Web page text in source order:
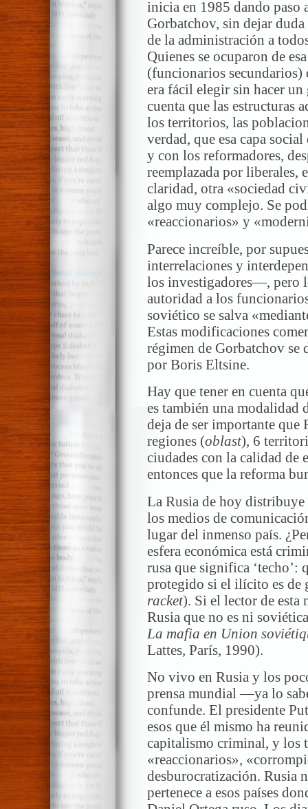
inicia en 1985 dando paso
Gorbatchov, sin dejar
de la administración a
Quienes se ocuparon de
(funcionarios secundarios)
era fácil elegir sin hacer
cuenta que las estructuras
los territorios, las
verdad, que esa capa
y con los reformadores,
reemplazada por liberales,
claridad, otra «sociedad
algo muy complejo. Se
«reaccionarios» y
Parece increíble, por
interrelaciones y
los investigadores—, pero
autoridad a los
soviético se salva
Estas modificaciones
régimen de Gorbatchov
por Boris Eltsine.
Hay que tener en cuenta
es también una modalidad
deja de ser importante que
regiones (oblast), 6
ciudades con la calidad de
entonces que la reforma
La Rusia de hoy distribuye
los medios de
lugar del inmenso país.
esfera económica está
rusa que significa ‘techo’:
protegido si el ilícito es de
racket). Si el lector de esta
Rusia que no es ni
La mafia en Union
Lattes, París, 1990).
No vivo en Rusia y los
prensa mundial —ya lo
confunde. El presidente
esos que él mismo ha
capitalismo criminal, y los
«reaccionarios»,
desburocratización. Rusia
pertenece a esos países